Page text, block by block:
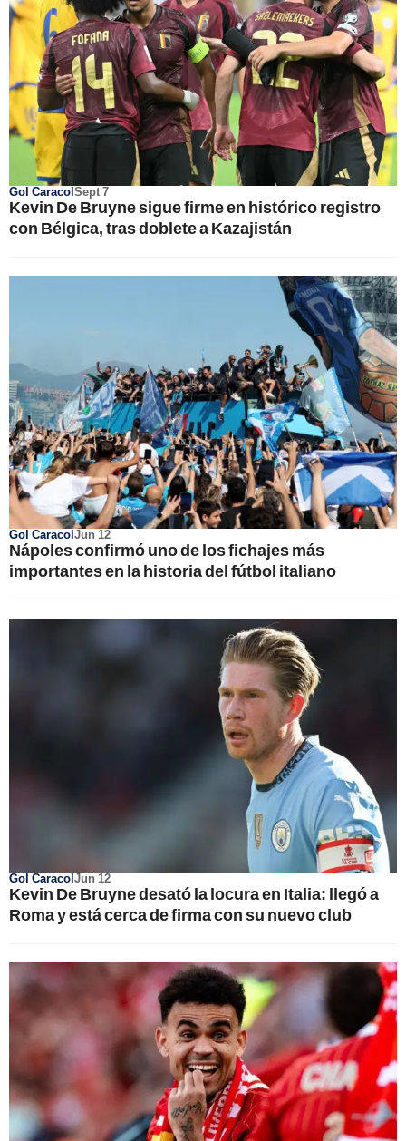
Gol CaracolSept 7
Kevin De Bruyne sigue firme en histórico registro
con Bélgica, tras doblete a Kazajistán
Gol CaracolJun 12
Nápoles confirmó uno de los fichajes más
importantes en la historia del fútbol italiano
Gol CaracolJun 12
Kevin De Bruyne desató la locura en Italia: llegó a
Roma y está cerca de firma con su nuevo club